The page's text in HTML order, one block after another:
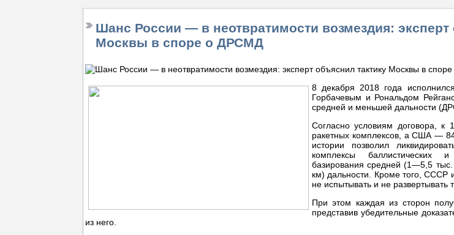
Шанс России — в неотвратимости возмездия: эксперт
Москвы в споре о ДРСМД
8 декабря 2018 года
Горбачевым и Рональдом
средней и меньшей дальности
Согласно условиям договора,
ракетных комплексов, а США —
истории позволил
комплексы баллистических
базирования средней (1—5,5
км) дальности. Кроме того, СССР
не испытывать и не развертывать
При этом каждая из сторон
представив убедительные
из него.